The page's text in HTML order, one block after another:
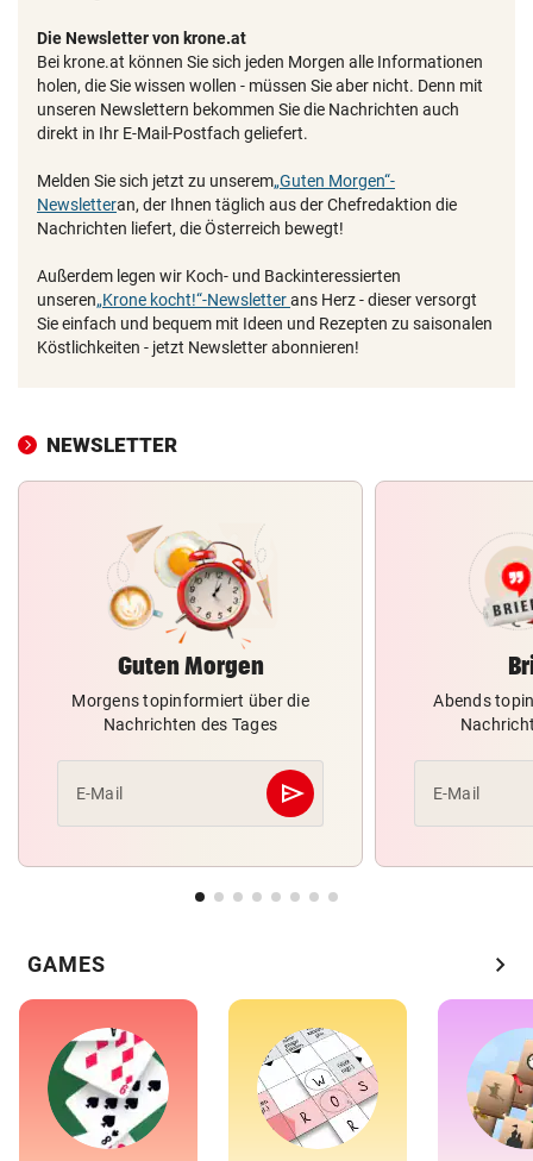
Die Newsletter von krone.at
Bei krone.at können Sie sich jeden Morgen alle Informationen
holen, die Sie wissen wollen - müssen Sie aber nicht. Denn mit
unseren Newslettern bekommen Sie die Nachrichten auch
direkt in Ihr E-Mail-Postfach geliefert.
Melden Sie sich jetzt zu unserem„Guten Morgen“-
Newsletteran, der Ihnen täglich aus der Chefredaktion die
Nachrichten liefert, die Österreich bewegt!
Außerdem legen wir Koch- und Backinteressierten
unseren„Krone kocht!“-Newsletterans Herz - dieser versorgt
Sie einfach und bequem mit Ideen und Rezepten zu saisonalen
Köstlichkeiten - jetzt Newsletter abonnieren!
NEWSLETTER
Guten Morgen
Morgens topinformiert über die
Nachrichten des Tages
E-Mail send
Abschicken
Abends
E-Mail
GAMES chevron_right